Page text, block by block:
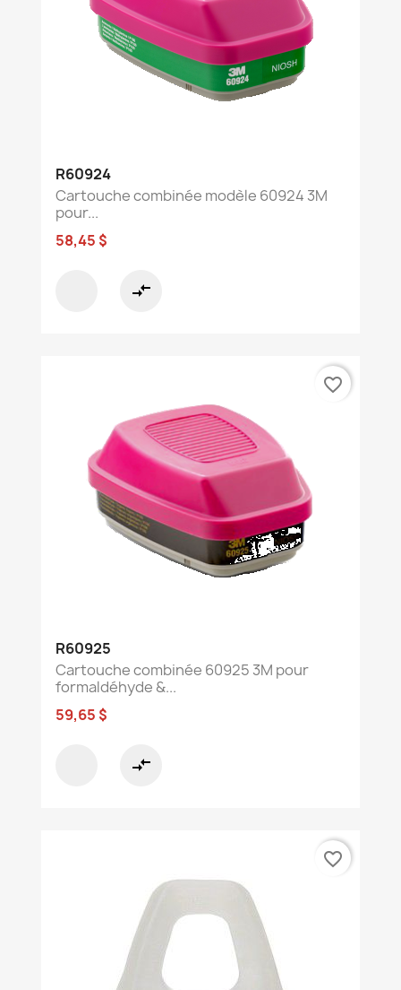
R60924
Cartouche combinée modèle 60924 3M
pour...
58,45 $
compare_arrows
R60925
Cartouche combinée 60925 3M pour
formaldéhyde &...
59,65 $
compare_arrows
favorite_border
favorite_border